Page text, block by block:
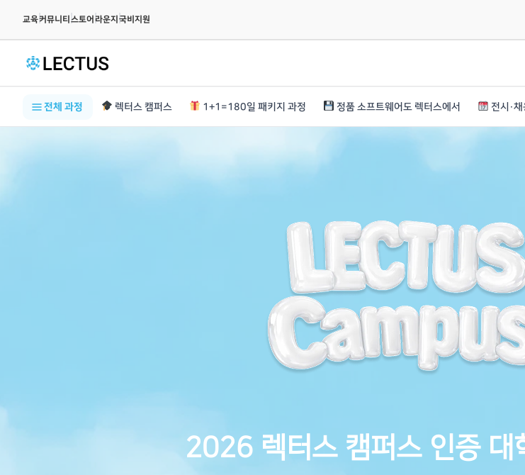
교육|커뮤니티 |스토어 |라운지 |국비지원
전체 과정 렉터스 캠퍼스 1+1=180일 패키지 과정 정품 소프트웨어도 렉터스에서 전시·
2026 렉터스 캠퍼스 인증 대